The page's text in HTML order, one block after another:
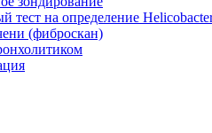
тест на определение
(фиброскан)